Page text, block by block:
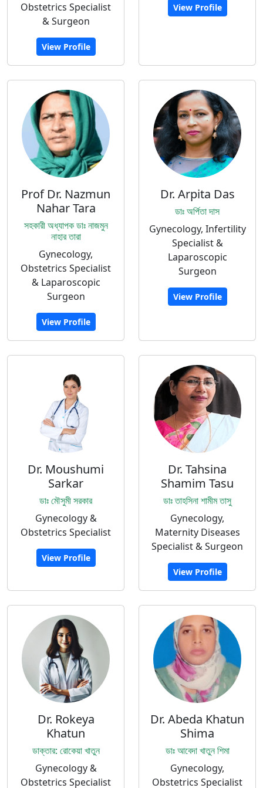
Obstetrics Specialist
& Surgeon
View Profile
View Profile
Prof Dr. Nazmun
Nahar Tara
সহকারী অধ্যাপক ডাঃ নাজমুন
নাহার তারা
Gynecology,
Obstetrics Specialist
& Laparoscopic
Surgeon
View Profile
Dr. Arpita Das
ডাঃ অর্পিতা দাস
Gynecology, Infertility
Specialist &
Laparoscopic
Surgeon
View Profile
Dr. Moushumi
Sarkar
ডাঃ মৌসুমী সরকার
Gynecology &
Obstetrics Specialist
View Profile
Dr. Tahsina
Shamim Tasu
ডাঃ তাহসিনা শামীম তাসু
Gynecology,
Maternity Diseases
Specialist & Surgeon
View Profile
Dr. Rokeya
Khatun
ডাক্তার: রোকেয়া খাতুন
Gynecology &
Obstetrics Specialist
Dr. Abeda Khatun
Shima
ডাঃ আবেদা খাতুন শিমা
Gynecology,
Obstetrics Specialist